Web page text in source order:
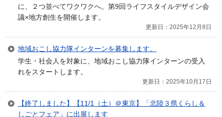
に、２つ並べてワクワクへ。第9回ライフスタイルデザイン会
議×地方創生を開催します。
更新日：2025年12月8日
地域おこし協力隊インターンを募集します。
学生・社会人を対象に、地域おこし協力隊インターンの受入
れをスタートします。
更新日：2025年10月17日
【終了しました】【11/1（土）＠東京】「北陸３県くらし＆
しごとフェア」に出展します